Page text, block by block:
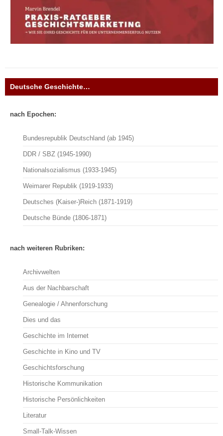
Deutsche Geschichte…
nach Epochen:
Bundesrepublik Deutschland (ab 1945)
DDR / SBZ (1945-1990)
Nationalsozialismus (1933-1945)
Weimarer Republik (1919-1933)
Deutsches (Kaiser-)Reich (1871-1919)
Deutsche Bünde (1806-1871)
nach weiteren Rubriken:
Archivwelten
Aus der Nachbarschaft
Genealogie / Ahnenforschung
Dies und das
Geschichte im Internet
Geschichte in Kino und TV
Geschichtsforschung
Historische Kommunikation
Historische Persönlichkeiten
Literatur
Small-Talk-Wissen